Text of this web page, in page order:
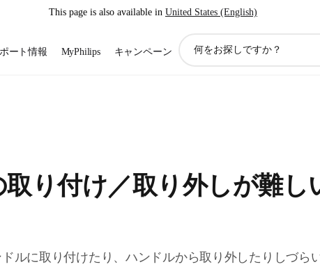
This page is also available in United States (English)
ート情報 MyPhilips キャンペーン
索
り付け／取り外しが難し
ルに取り付けたり、ハンドルから取り外したりしづら